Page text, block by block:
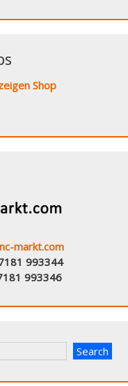
Shop
markt.com
993344
993346